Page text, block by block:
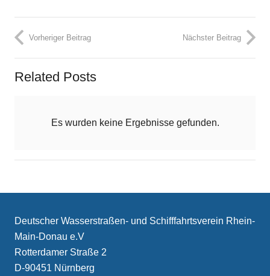
Vorheriger Beitrag Nächster Beitrag
Related Posts
Es wurden keine Ergebnisse gefunden.
Deutscher Wasserstraßen- und Schifffahrtsverein Rhein-
Main-Donau e.V
Rotterdamer Straße 2
D-90451 Nürnberg